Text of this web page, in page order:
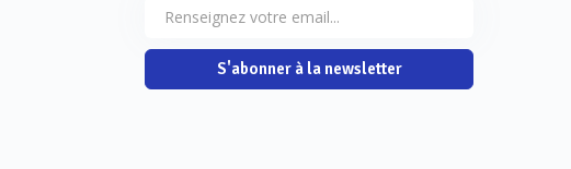
S'abonner à la newsletter